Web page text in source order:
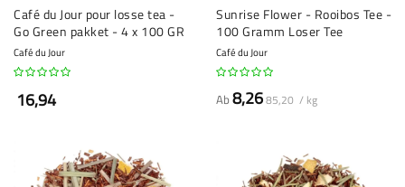
Café du Jour pour losse tea -
Go Green pakket - 4 x 100 GR
Café du Jour
16,94
Sunrise Flower - Rooibos Tee -
100 Gramm Loser Tee
Café du Jour
Ab8,2685,20 / kg